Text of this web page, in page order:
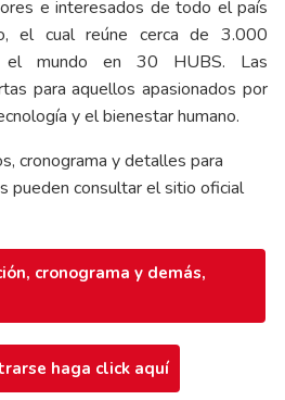
e interesados de todo el país
el cual reúne cerca de 3.000
el mundo en 30 HUBS. Las
para aquellos apasionados por
y el bienestar humano.
cronograma y detalles para
pueden consultar el sitio oficial
cronograma y demás,
haga click aquí